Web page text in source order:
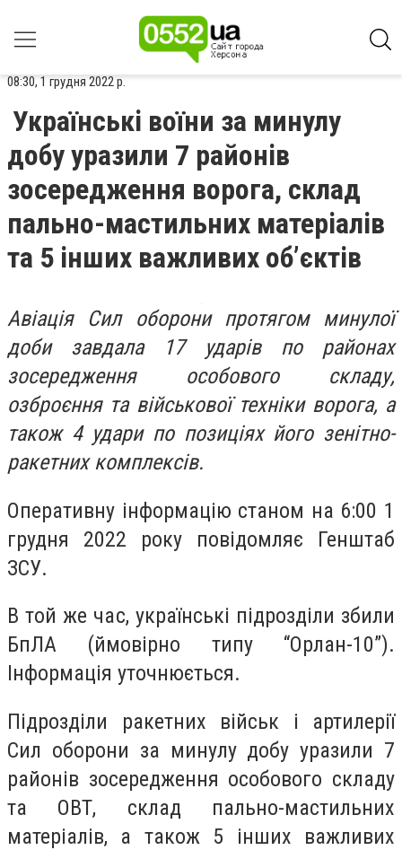
08:30, 1 грудня 2022 р.
Українські воїни за минулу
добу уразили 7 районів
зосередження ворога, склад
пально-мастильних матеріалів
та 5 інших важливих об’єктів
Авіація Сил оборони протягом минулої
доби завдала 17 ударів по районах
зосередження особового складу,
озброєння та військової техніки ворога, а
також 4 удари по позиціях його зенітно-
ракетних комплексів.
Оперативну інформацію станом на 6:00 1
грудня 2022 року повідомляє Генштаб
ЗСУ.
В той же час, українські підрозділи збили
БпЛА (ймовірно типу “Орлан-10”).
Інформація уточнюється.
Підрозділи ракетних військ і артилерії
Сил оборони за минулу добу уразили 7
районів зосередження особового складу
та ОВТ, склад пально-мастильних
матеріалів, а також 5 інших важливих